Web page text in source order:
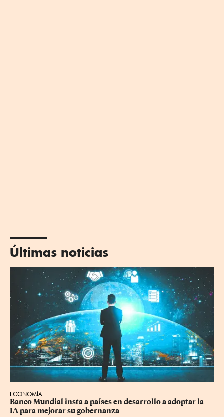
Últimas noticias
ECONOMÍA
Banco Mundial insta a países en desarrollo a adoptar la
IA para mejorar su gobernanza